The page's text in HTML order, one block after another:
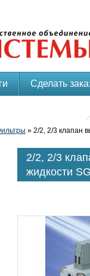
Сделать
» 2/2, 2/3 клапан
2/2, 2/3
жидкости